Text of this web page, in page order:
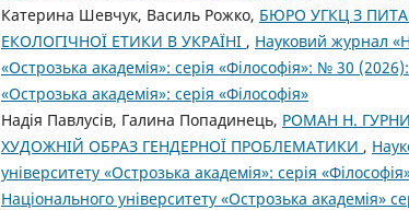
Катерина Шевчук, Василь Рожко, БЮРО УГКЦ З
ЕКОЛОГІЧНОЇ ЕТИКИ В УКРАЇНІ , Науковий журнал
«Острозька академія»: серія «Філософія»: № 30
«Острозька академія»: серія «Філософія»
Надія Павлусів, Галина Попадинець, РОМАН Н.
ХУДОЖНІЙ ОБРАЗ ГЕНДЕРНОЇ ПРОБЛЕМАТИКИ ,
університету «Острозька академія»: серія
Національного університету «Острозька академія»